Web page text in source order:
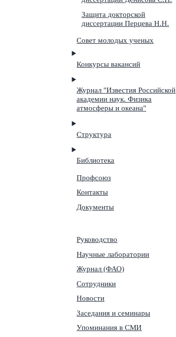
Защита докторской
диссертации Перцева Н.Н.
Совет молодых ученых
Конкурсы вакансий
Журнал "Известия Российской
академии наук. Физика
атмосферы и океана"
Структура
Библиотека
Профсоюз
Контакты
Документы
Руководство
Научные лаборатории
Журнал (ФАО)
Сотрудники
Новости
Заседания и семинары
Упоминания в СМИ